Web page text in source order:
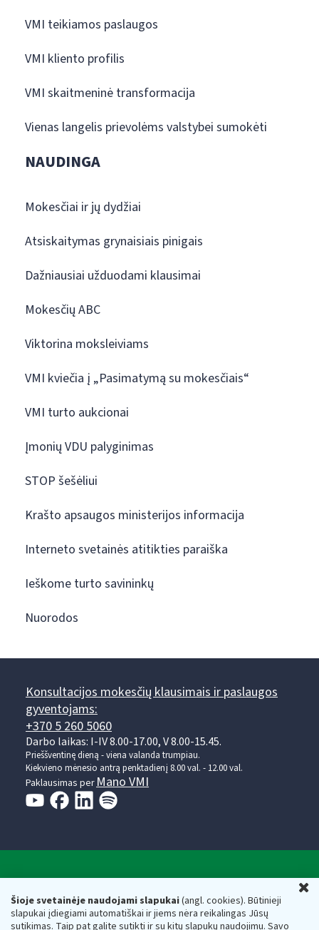
Šioje svetainėje naudojami slapukai(angl. cookies). Būtinieji
slapukai įdiegiami automatiškai ir jiems nėra reikalingas Jūsų
sutikimas. Taip pat galite sutikti ir su kitų slapukų naudojimu. Savo
VMI teikiamos paslaugos
VMI kliento profilis
VMI skaitmeninė transformacija
Vienas langelis prievolėms valstybei sumokėti
NAUDINGA
Mokesčiai ir jų dydžiai
Atsiskaitymas grynaisiais pinigais
Dažniausiai užduodami klausimai
Mokesčių ABC
Viktorina moksleiviams
VMI kviečia į „Pasimatymą su mokesčiais“
VMI turto aukcionai
Įmonių VDU palyginimas
STOP šešėliui
Krašto apsaugos ministerijos informacija
Interneto svetainės atitikties paraiška
Ieškome turto savininkų
Nuorodos
Konsultacijos mokesčių klausimais ir paslaugos
gyventojams:
+370 5 260 5060
Darbo laikas: I-IV 8.00-17.00, V 8.00-15.45.
Prieššventinę dieną - viena valanda trumpiau.
Kiekvieno mėnesio antrą penktadienį 8.00 val. - 12.00 val.
Paklausimas per Mano VMI
Respublikos finansų ministerijos
Biudžetinė įstaiga. Juridinio asmens kodas — 188659752,